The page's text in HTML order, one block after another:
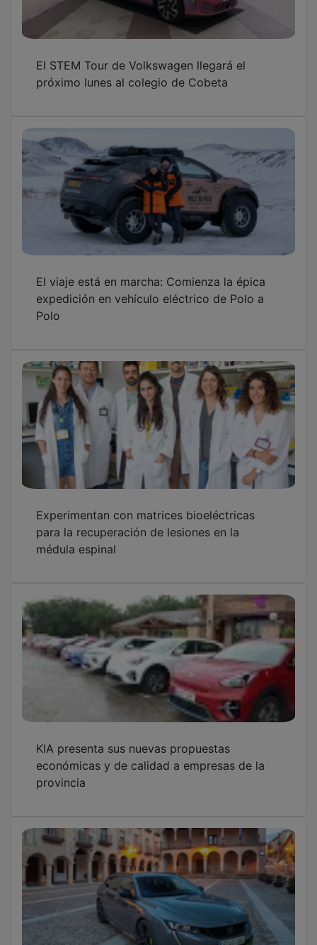
El STEM Tour de Volkswagen llegará el
próximo lunes al colegio de Cobeta
El viaje está en marcha: Comienza la épica
expedición en vehículo eléctrico de Polo a
Polo
Experimentan con matrices bioeléctricas
para la recuperación de lesiones en la
médula espinal
KIA presenta sus nuevas propuestas
económicas y de calidad a empresas de la
provincia